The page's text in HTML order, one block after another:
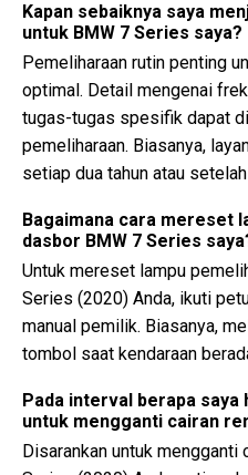
Kapan sebaiknya saya
untuk BMW 7 Series saya?
Pemeliharaan rutin penting
optimal. Detail mengenai
tugas-tugas spesifik dapat
pemeliharaan. Biasanya,
setiap dua tahun atau
Bagaimana cara mereset
dasbor BMW 7 Series
Untuk mereset lampu
Series (2020) Anda, ikuti
manual pemilik. Biasanya,
tombol saat kendaraan
Pada interval berapa
untuk mengganti cairan
Disarankan untuk mengganti